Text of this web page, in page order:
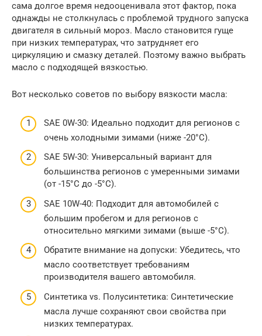
сама долгое время недооценивала этот фактор, пока
однажды не столкнулась с проблемой трудного запуска
двигателя в сильный мороз. Масло становится гуще
при низких температурах, что затрудняет его
циркуляцию и смазку деталей. Поэтому важно выбрать
масло с подходящей вязкостью.
Вот несколько советов по выбору вязкости масла:
SAE 0W-30: Идеально подходит для регионов с
очень холодными зимами (ниже -20°C).
SAE 5W-30: Универсальный вариант для
большинства регионов с умеренными зимами
(от -15°C до -5°C).
SAE 10W-40: Подходит для автомобилей с
большим пробегом и для регионов с
относительно мягкими зимами (выше -5°C).
Обратите внимание на допуски: Убедитесь, что
масло соответствует требованиям
производителя вашего автомобиля.
Синтетика vs. Полусинтетика: Синтетические
масла лучше сохраняют свои свойства при
низких температурах.